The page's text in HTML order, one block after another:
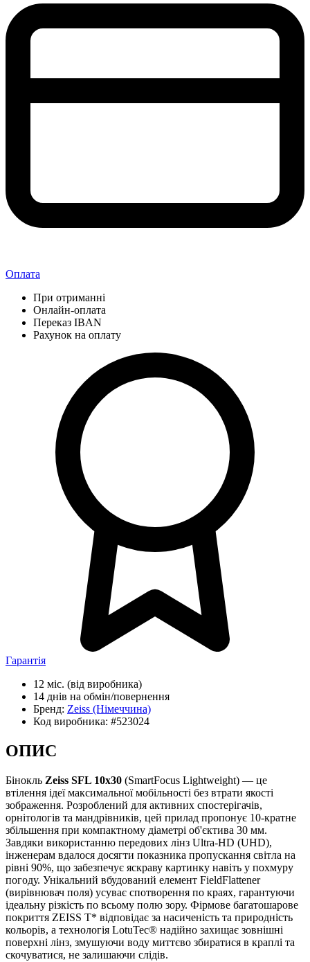
Оплата
При отриманні
Онлайн-оплата
Переказ IBAN
Рахунок на оплату
Гарантія
12 міс. (від виробника)
14 днів на обмін/повернення
Бренд: Zeiss (Німеччина)
Код виробника: #523024
ОПИС
Бінокль Zeiss SFL 10x30 (SmartFocus Lightweight) — це
втілення ідеї максимальної мобільності без втрати якості
зображення. Розроблений для активних спостерігачів,
орнітологів та мандрівників, цей прилад пропонує 10-кратне
збільшення при компактному діаметрі об'єктива 30 мм.
Завдяки використанню передових лінз Ultra-HD (UHD),
інженерам вдалося досягти показника пропускання світла на
рівні 90%, що забезпечує яскраву картинку навіть у похмуру
погоду. Унікальний вбудований елемент FieldFlattener
(вирівнювач поля) усуває спотворення по краях, гарантуючи
ідеальну різкість по всьому полю зору. Фірмове багатошарове
покриття ZEISS T* відповідає за насиченість та природність
кольорів, а технологія LotuTec® надійно захищає зовнішні
поверхні лінз, змушуючи воду миттєво збиратися в краплі та
скочуватися, не залишаючи слідів.